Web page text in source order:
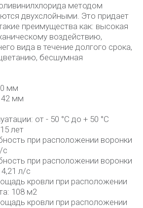
методом
двухслойными. Это придает
преимущества как: высокая
воздействию,
вида в течение долгого срока,
бесшумная
мм
мм
от - 50 °C до + 50 °C
лет
при расположении воронки
с
при расположении воронки
л/с
кровли при расположении
108 м2
кровли при расположении